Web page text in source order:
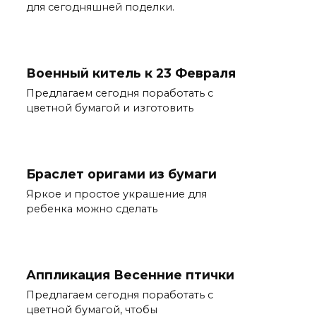
для сегодняшней поделки.
Военный китель к 23 Февраля
Предлагаем сегодня поработать с
цветной бумагой и изготовить
Браслет оригами из бумаги
Яркое и простое украшение для
ребенка можно сделать
Аппликация Весенние птички
Предлагаем сегодня поработать с
цветной бумагой, чтобы